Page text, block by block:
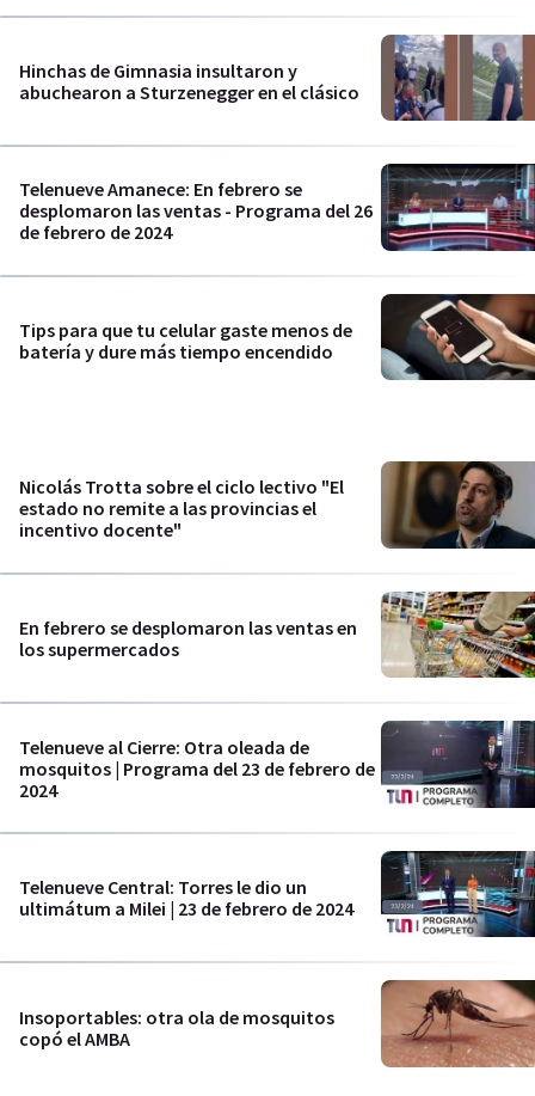
Hinchas de Gimnasia insultaron y
abuchearon a Sturzenegger en el clásico
Telenueve Amanece: En febrero se
desplomaron las ventas - Programa del 26
de febrero de 2024
Tips para que tu celular gaste menos de
batería y dure más tiempo encendido
Nicolás Trotta sobre el ciclo lectivo "El
estado no remite a las provincias el
incentivo docente"
En febrero se desplomaron las ventas en
los supermercados
Telenueve al Cierre: Otra oleada de
mosquitos | Programa del 23 de febrero de
2024
Telenueve Central: Torres le dio un
ultimátum a Milei | 23 de febrero de 2024
Insoportables: otra ola de mosquitos
copó el AMBA